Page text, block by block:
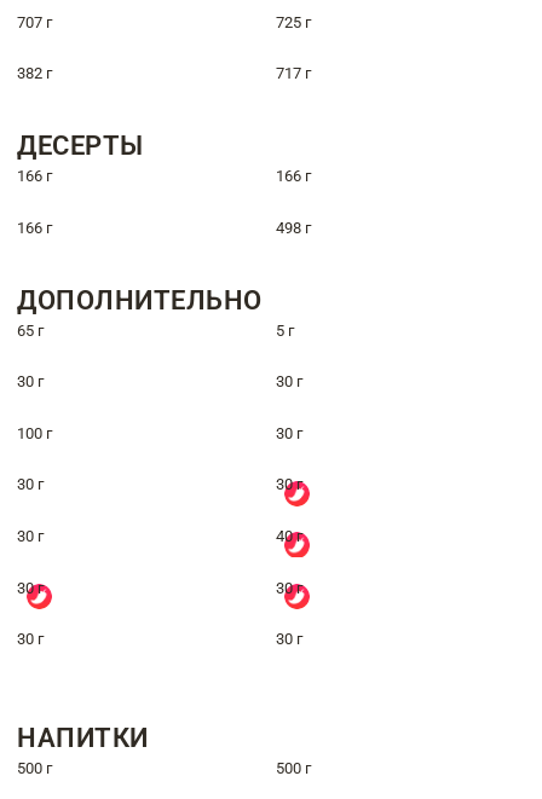
707 г 725 г
382 г 717 г
ДЕСЕРТЫ
166 г 166 г
166 г 498 г
ДОПОЛНИТЕЛЬНО
65 г 5 г
30 г 30 г
100 г 30 г
30 г 30 г
30 г 40 г
30 г 30 г
30 г 30 г
НАПИТКИ
500 г 500 г